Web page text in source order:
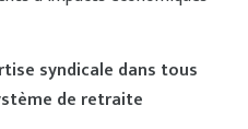
syndicale dans tous
de retraite